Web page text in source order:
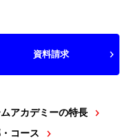
アカデミーの特長
コース
資料請求